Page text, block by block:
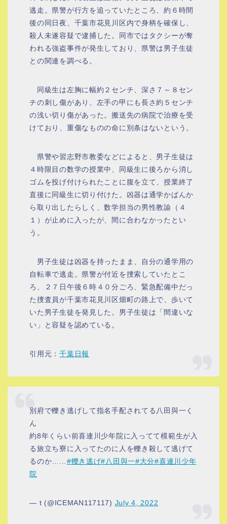
逃走。県警が行方を追っていたところ、約６時間
後の同日夜、千葉市花見川区内で身柄を確保し、
殺人未遂容疑で逮捕した。同市ではタクシーが奪
われる強盗事件が発生しており、県警は男子生徒
との関連を調べる。
同級生は左胸に幅約２センチ、深さ７～８セン
チの刺し傷があり、左手の甲にも長さ約５センチ
の浅い切り傷があった。搬送先の病院で治療を受
けており、重傷なものの命に別条はないという。
県警や習志野市教委などによると、男子生徒は
４時限目の数学の授業中、同級生に後ろから消し
ゴムを投げ付けられたことに腹を立て、授業終了
直後に同級生に切り付けた。凶器は通学かばんか
ら取り出したらしく、数学担当の男性教諭（４
１）が止めに入ったが、間に合わなかったとい
う。
男子生徒は凶器を持ったまま、自分の通学用の
自転車で逃走。県警が付近を捜索していたとこ
ろ、２７日午後６時４０分ごろ、緊急配備中だっ
た捜査員が千葉市花見川区畑町の路上で、歩いて
いた男子生徒を発見した。男子生徒は「間違いな
い」と容疑を認めている。
引用元：千葉日報
別府で轢き逃げして指名手配されてる八田與一く
ん
約8年くらい前喜連川少年院に入ってて模範生が入
る旅立ち寮に入ってたのに人を轢き殺して逃げて
るのか…… #轢き逃げ#八田與一#大分#喜連川少年
院
— t (@ICEMAN117117) July 4, 2022